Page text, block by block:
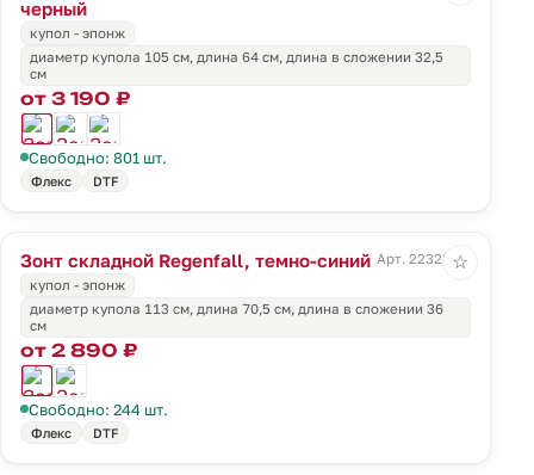
черный
купол - эпонж
диаметр купола 105 см, длина 64 см, длина в сложении 32,5
см
от 3 190 ₽
Свободно: 801 шт.
Флекс DTF
Зонт складной Regenfall, темно-синий Арт. 22325.40
купол - эпонж
диаметр купола 113 см, длина 70,5 см, длина в сложении 36
см
от 2 890 ₽
Свободно: 244 шт.
Флекс DTF
☆